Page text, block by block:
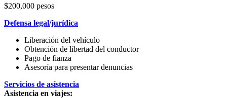
$200,000 pesos
Defensa legal/jurídica
Liberación del vehículo
Obtención de libertad del conductor
Pago de fianza
Asesoría para presentar denuncias
Servicios de asistencia
Asistencia en viajes: